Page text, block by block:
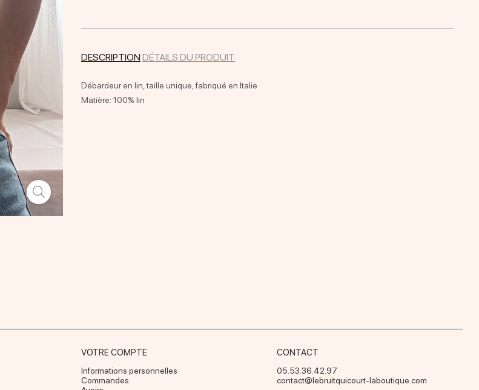
DESCRIPTION DÉTAILS DU PRODUIT
Débardeur en lin, taille unique, fabriqué en Italie
Matière: 100% lin
VOTRE COMPTE
Informations personnelles
Commandes
CONTACT
05.53.36.42.97
contact@lebruitquicourt-laboutique.com